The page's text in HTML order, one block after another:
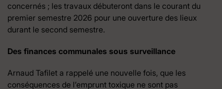
concernés ; les travaux débuteront dans le courant du
premier semestre 2026 pour une ouverture des lieux
durant le second semestre.
Des finances communales sous surveillance
Arnaud Tafilet a rappelé une nouvelle fois, que les
conséquences de l’emprunt toxique ne sont pas